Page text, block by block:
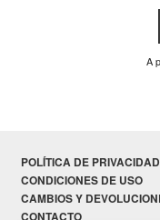
A
POLÍTICA DE PRIVACIDAD
CONDICIONES DE USO
CAMBIOS Y